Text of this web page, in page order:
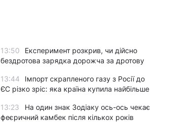
13:50
Експеримент розкрив, чи дійсно
бездротова зарядка дорожча за дротову
13:44
Імпорт скрапленого газу з Росії до
ЄС різко зріс: яка країна купила найбільше
13:23
На один знак Зодіаку ось-ось чекає
феєричний камбек після кількох років